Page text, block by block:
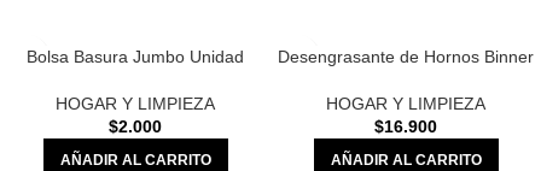
Bolsa Basura Jumbo Unidad
HOGAR Y LIMPIEZA
$2.000
AÑADIR AL CARRITO
Desengrasante de Hornos Binner
HOGAR Y LIMPIEZA
$16.900
AÑADIR AL CARRITO